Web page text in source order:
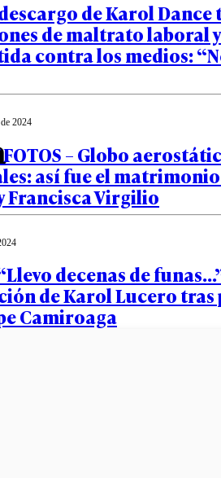
de Karol Dance
de maltrato laboral
contra los medios:
2024
FOTOS – Globo
así fue el
Francisca Virgilio
decenas de
de Karol Lucero
Camiroaga